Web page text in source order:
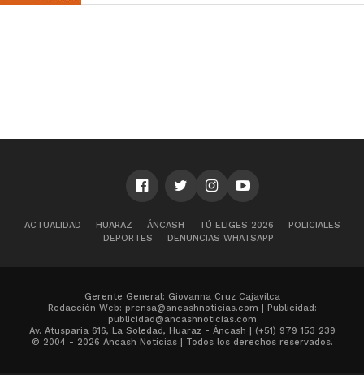
ACTUALIDAD HUARAZ ÁNCASH TÚ ELIGES 2026
POLICIALES
DEPORTES
DENUNCIAS WHATSAPP
Gerente General: Giovanna Cruz Cajavilca
Redacción Web: prensa@ancashnoticias.com | Publicidad:
publicidad@ancashnoticias.com
Av. Atusparia 616, La Soledad, Huaraz - Áncash | (+51) 979 153 239
© 2004 - 2026 Ancash Noticias | Todos los derechos reservados.